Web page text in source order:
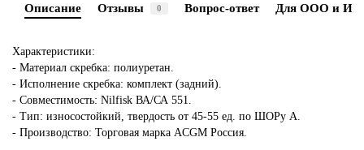
Описание Отзывы 0 Вопрос-ответ Для ООО и ИП
Характеристики:
- Материал скребка: полиуретан.
- Исполнение скребка: комплект (задний).
- Совместимость: Nilfisk ВА/СА 551.
- Тип: износостойкий, твердость от 45-55 ед. по ШОРу А.
- Производство: Торговая марка ACGM Россия.